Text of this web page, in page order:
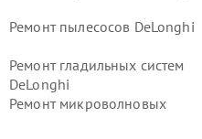
Ремонт пылесосов DeLonghi
Ремонт гладильных систем
DeLonghi
Ремонт микроволновых